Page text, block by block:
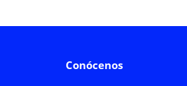
Conócenos